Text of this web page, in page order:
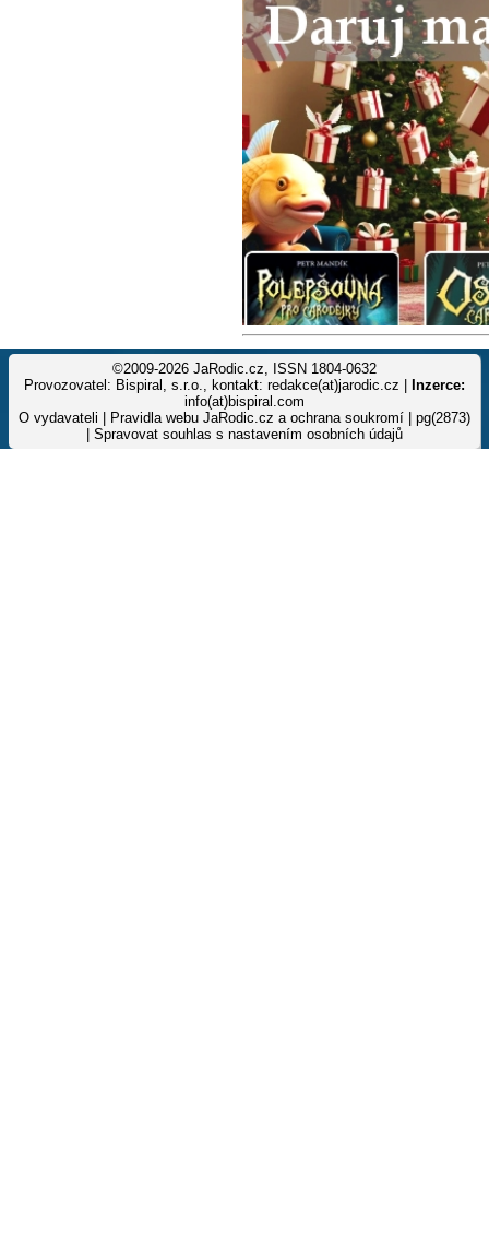
©2009-2026 JaRodic.cz, ISSN 1804-0632
Provozovatel: Bispiral, s.r.o., kontakt: redakce(at)jarodic.cz |
Inzerce:
info(at)bispiral.com
O vydavateli
Pravidla webu JaRodic.cz a ochrana soukromí | pg(2873)
Spravovat souhlas s nastavením osobních údajů